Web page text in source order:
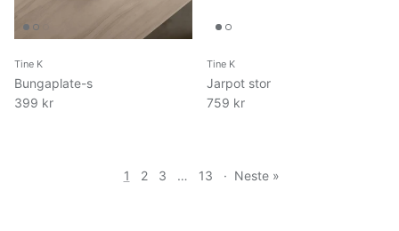
Tine K
Bungaplate-s
399 kr
Tine K
Jarpot stor
759 kr
1 2 3 … 13 · Neste »